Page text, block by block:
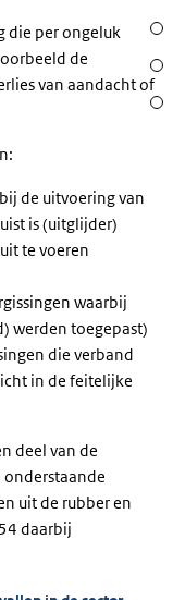
die per ongeluk
de
van aandacht of
de uitvoering van
is (uitglijder)
te voeren
waarbij
werden toegepast)
die verband
in de feitelijke
deel van de
uit de rubber en
daarbij